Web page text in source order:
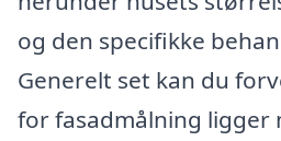
og den specifikke
Generelt set kan du
for fasadmålning ligger